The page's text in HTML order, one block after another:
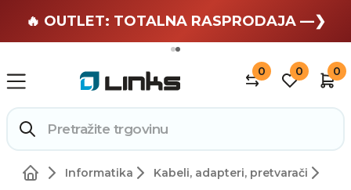
🏄 Zaslužuješ odmor —❯
🔥 OUTLET: TOTALNA RASPRODAJA —❯
0 0 0
Informatika
Kabeli, adapteri, pretvarači